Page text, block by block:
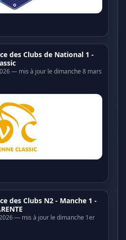
des Clubs de National 1 -
— mis à jour le dimanche 8 mars
des Clubs N2 - Manche 1 -
— mis à jour le dimanche 1er